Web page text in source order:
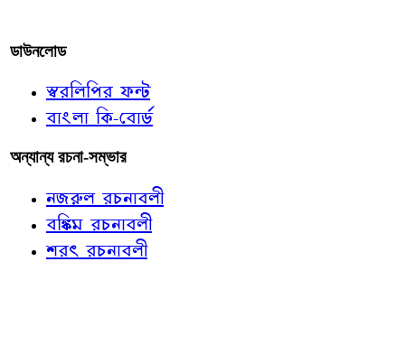
ডাউনলোড
স্বরলিপির ফন্ট
বাংলা কি-বোর্ড
অন্যান্য রচনা-সম্ভার
নজরুল রচনাবলী
বঙ্কিম রচনাবলী
শরৎ রচনাবলী